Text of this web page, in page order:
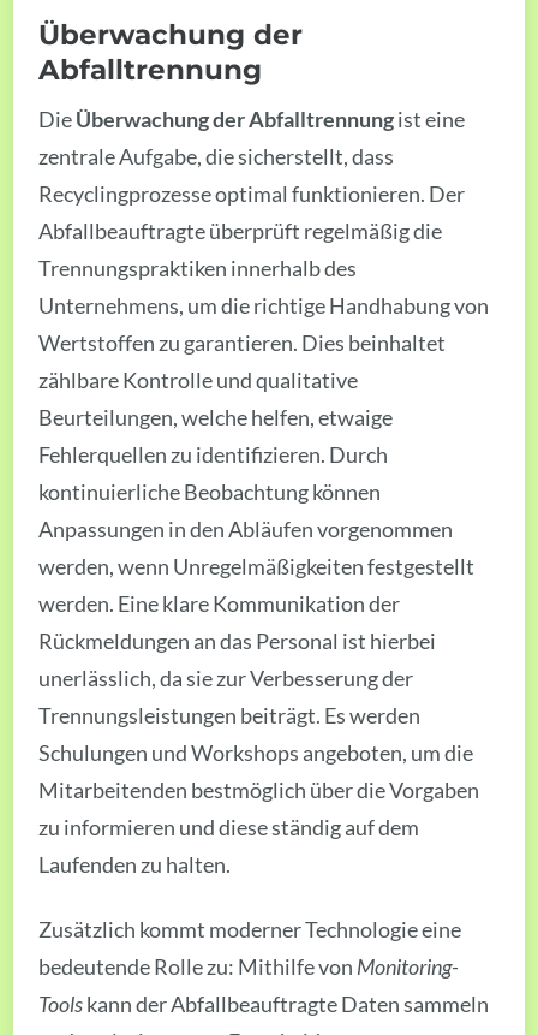
Überwachung der
Abfalltrennung
DieÜberwachung der Abfalltrennungist eine
zentrale Aufgabe, die sicherstellt, dass
Recyclingprozesse optimal funktionieren. Der
Abfallbeauftragte überprüft regelmäßig die
Trennungspraktiken innerhalb des
Unternehmens, um die richtige Handhabung von
Wertstoffen zu garantieren. Dies beinhaltet
zählbare Kontrolle und qualitative
Beurteilungen, welche helfen, etwaige
Fehlerquellen zu identifizieren. Durch
kontinuierliche Beobachtung können
Anpassungen in den Abläufen vorgenommen
werden, wenn Unregelmäßigkeiten festgestellt
werden. Eine klare Kommunikation der
Rückmeldungen an das Personal ist hierbei
unerlässlich, da sie zur Verbesserung der
Trennungsleistungen beiträgt. Es werden
Schulungen und Workshops angeboten, um die
Mitarbeitenden bestmöglich über die Vorgaben
zu informieren und diese ständig auf dem
Laufenden zu halten.
Zusätzlich kommt moderner Technologie eine
bedeutende Rolle zu: Mithilfe von Monitoring-
Toolskann der Abfallbeauftragte Daten sammeln